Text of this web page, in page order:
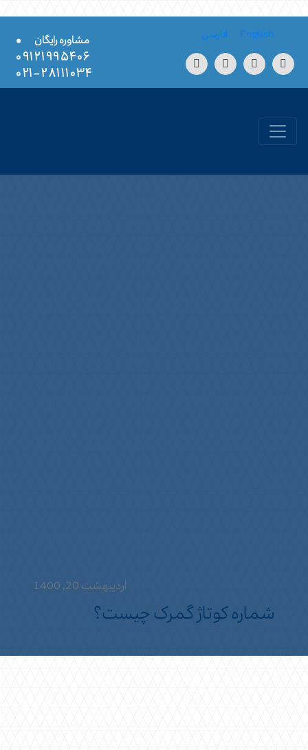
English فارسی مشاوره رایگان
•
۰۹۱۲۱۹۹۵۴۰۶
۲۸۱۱۱۰۳۴-۰۲۱
اردیبهشت 20, 1400
شماره کوتاژ گمرک چیست؟